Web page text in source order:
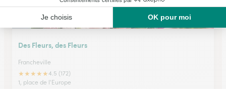
Des Fleurs, des Fleurs
Francheville
★★★★★4.5 (172)
1, place de l'Europe